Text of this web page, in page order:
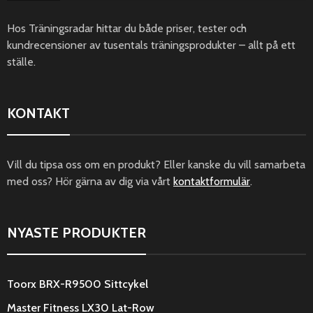
Hos Träningsradar hittar du både priser, tester och
kundrecensioner av tusentals träningsprodukter – allt på ett
ställe.
KONTAKT
Vill du tipsa oss om en produkt? Eller kanske du vill samarbeta
med oss? Hör gärna av dig via vårt kontaktformulär.
NYASTE PRODUKTER
Toorx BRX-R9500 Sittcykel
Master Fitness LX30 Lat-Row